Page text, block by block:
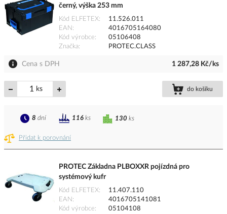
černý, výška 253 mm
Kód ELFETEX
11.526.011
EAN
4016705164080
Kód výrobce
05106408
Značka
PROTEC.CLASS
Cena s DPH 1 287,28 Kč/ks
ks do košíku
Přidat k porovnání
130 ks
8 dní 116 ks
PROTEC Základna PLBOXXR pojízdná pro
systémový kufr
Kód ELFETEX
11.407.110
EAN
4016705141081
Kód výrobce
05104108